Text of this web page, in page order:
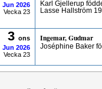
Jun 2026
Vecka 23
Karl Gjellerup
Lasse Hallström
3 ons
Jun 2026
Vecka 23
Ingemar, Gudmar
Joséphine Baker